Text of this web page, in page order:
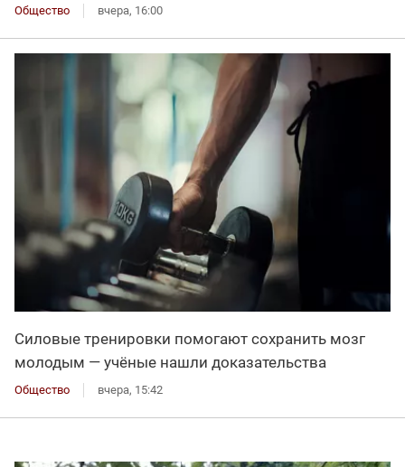
Общество вчера, 16:00
Силовые тренировки помогают сохранить мозг
молодым — учёные нашли доказательства
Общество вчера, 15:42